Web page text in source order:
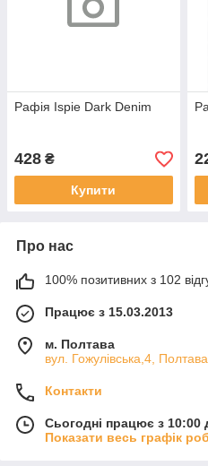
Рафія Ispie Dark Denim
428 ₴
Купити
Про нас
100% позитивних з 102
Працює з 15.03.2013
м. Полтава
вул. Гожулівська,4,
Контакти
Сьогодні працює з 10:00
Показати весь графік